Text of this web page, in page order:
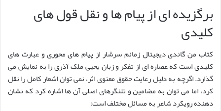
برگزیده ای از پیام ها و نقل قول های
کلیدی
کتاب من گاندی دیجیتال زمانم سرشار از پیام های محوری و عبارت های
کلیدی است که عصاره ای از تفکر و زبان یحیی ملک آذری را به نمایش می
گذارد. اگرچه به دلیل رعایت حقوق معنوی اثر، نمی توان اشعار کامل را نقل
کرد، اما می توان به مضامین و تلنگرهای اصلی آن ها اشاره کرد که نشان
دهنده رویکرد شاعر به مسائل مختلف است: